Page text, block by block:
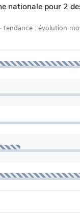
nationale pour 2
· tendance : évolution